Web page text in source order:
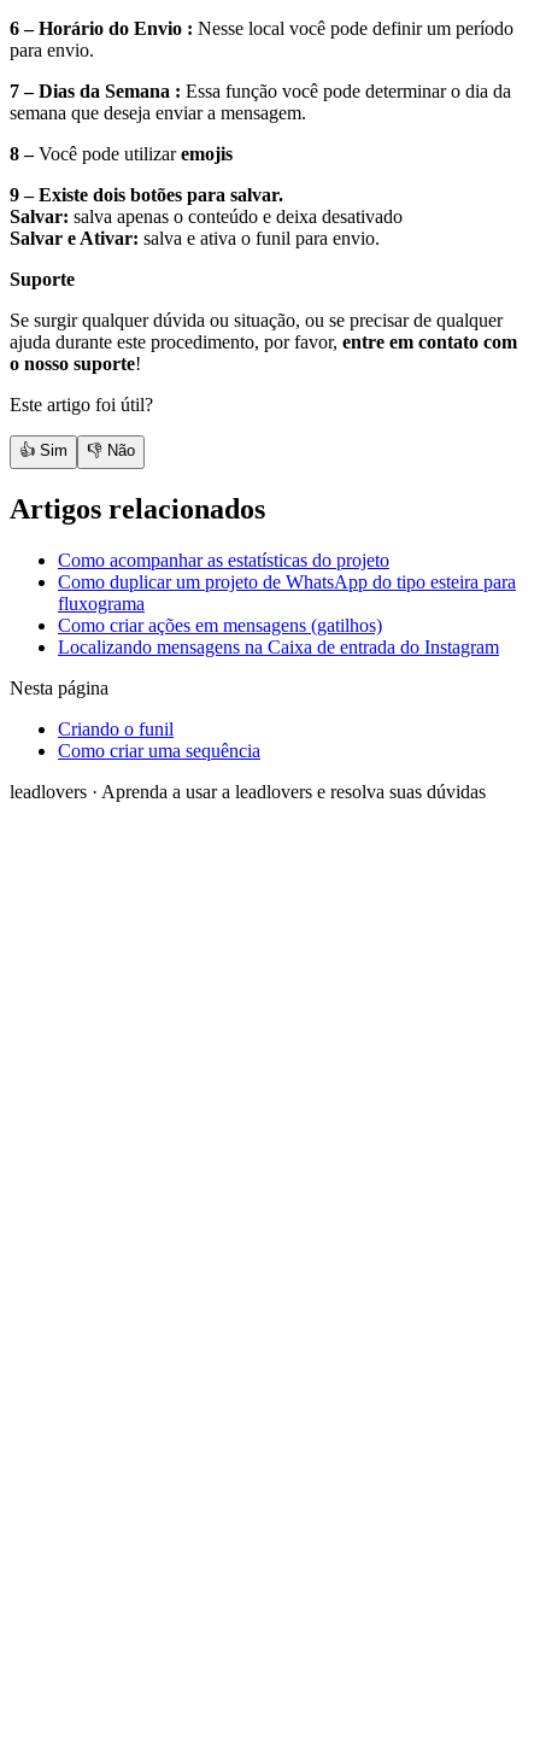
6 – Horário do Envio : Nesse local você pode definir um período
para envio.
7 – Dias da Semana : Essa função você pode determinar o dia da
semana que deseja enviar a mensagem.
8 –Você pode utilizaremojis
9 – Existe dois botões para salvar.
Salvar: salva apenas o conteúdo e deixa desativado
Salvar e Ativar: salva e ativa o funil para envio.
Suporte
Se surgir qualquer dúvida ou situação, ou se precisar de qualquer
ajuda durante este procedimento, por favor, entre em contato com
o nosso suporte!
Este artigo foi útil?
👍 Sim 👎 Não
Artigos relacionados
Como acompanhar as estatísticas do projeto
Como duplicar um projeto de WhatsApp do tipo esteira para
fluxograma
Como criar ações em mensagens (gatilhos)
Localizando mensagens na Caixa de entrada do Instagram
Nesta página
Criando o funil
Como criar uma sequência
leadlovers · Aprenda a usar a leadlovers e resolva suas dúvidas